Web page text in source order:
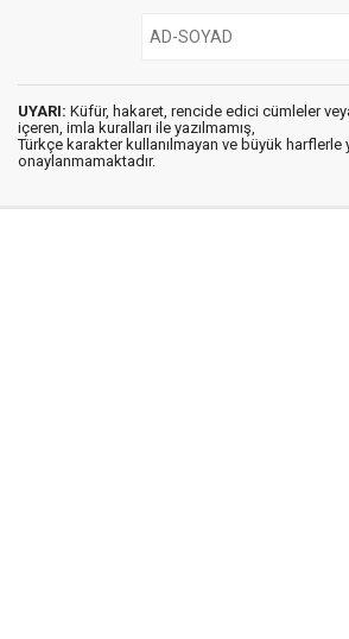
UYARI: Küfür, hakaret, rencide edici cümleler
içeren, imla kuralları ile yazılmamış,
Türkçe karakter kullanılmayan ve büyük harflerle
onaylanmamaktadır.